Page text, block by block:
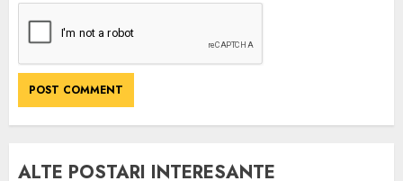
ALTE POSTARI INTERESANTE